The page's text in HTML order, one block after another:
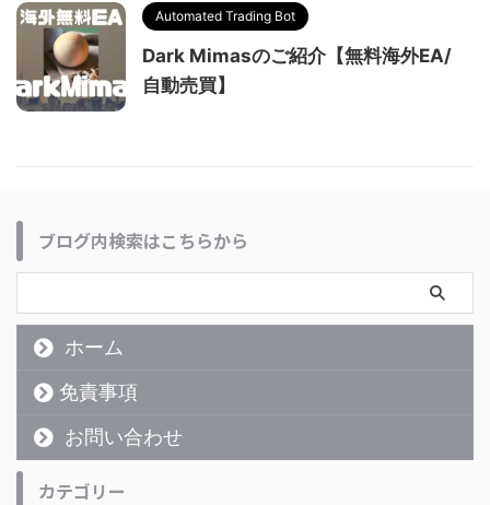
Automated Trading Bot
Dark Mimasのご紹介【無料海外EA/
自動売買】
ブログ内検索はこちらから
ホーム
免責事項
お問い合わせ
カテゴリー